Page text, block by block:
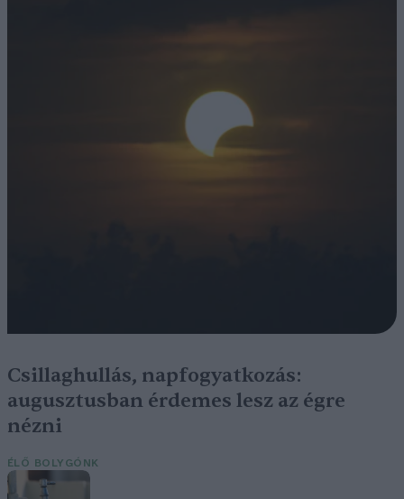
Csillaghullás, napfogyatkozás:
augusztusban érdemes lesz az égre
nézni
ÉLŐ BOLYGÓNK